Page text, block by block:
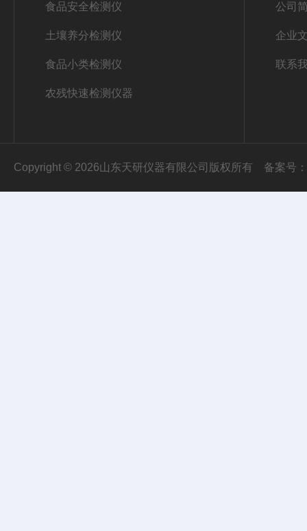
食品安全检测仪
土壤养分检测仪
食品小类检测仪
农残快速检测仪器
公司
企业
联系
Copyright © 2026山东天研仪器有限公司版权所有 备案号